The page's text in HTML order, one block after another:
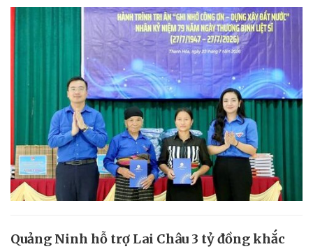
Quảng Ninh hỗ trợ Lai Châu 3 tỷ đồng khắc